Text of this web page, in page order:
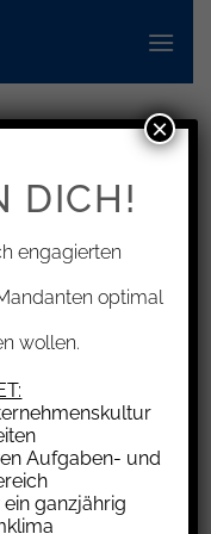
– 10.
DICH!
engagierten
optimal
wollen.
Aufgaben- und
ganzjährig
×